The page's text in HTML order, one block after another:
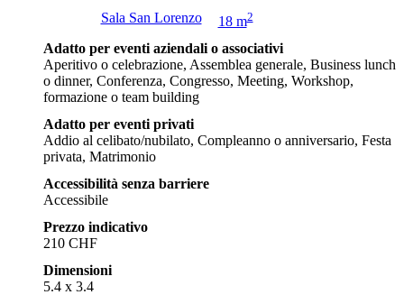
Sala San Lorenzo 18 m2
Adatto per eventi aziendali o associativi
Aperitivo o celebrazione, Assemblea generale, Business lunch
o dinner, Conferenza, Congresso, Meeting, Workshop,
formazione o team building
Adatto per eventi privati
Addio al celibato/nubilato, Compleanno o anniversario, Festa
privata, Matrimonio
Accessibilità senza barriere
Accessibile
Prezzo indicativo
210 CHF
Dimensioni
5.4 x 3.4